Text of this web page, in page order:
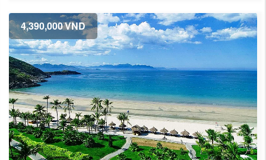
4,390,000VND